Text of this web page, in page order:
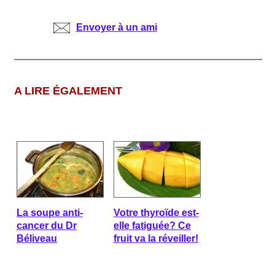
Envoyer à un ami
A LIRE ÉGALEMENT
La soupe anti-
cancer du Dr
Béliveau
Votre thyroïde est-
elle fatiguée? Ce
fruit va la réveiller!